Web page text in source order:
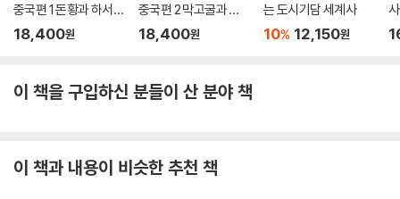
중국편 1 돈황과 하서주
랑
18,400원
중국편 2 막고굴과 실
크로드의 관문
18,400원
는 도시기담 세계사
10% 12,150원
이 책을 구입하신 분들이 산 분야 책
이 책과 내용이 비슷한 추천 책